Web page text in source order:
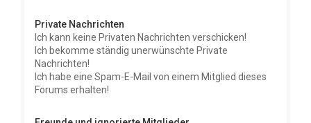
Private Nachrichten
Ich kann keine Privaten Nachrichten verschicken!
Ich bekomme ständig unerwünschte Private
Nachrichten!
Ich habe eine Spam-E-Mail von einem Mitglied dieses
Forums erhalten!